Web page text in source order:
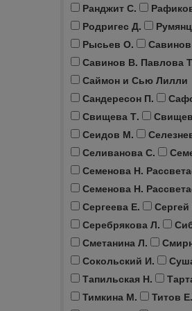
Ранджит С.
Родригес Д.
Рысьев О.
Савинов В. Павлова
Саймон и Сью Лилли
Сандересон П.
Свищева Т.
Сеидов М.
Селиванова С.
Семенова Н.
Семенова Н.
Сергеева Е.
Серебрякова Л.
Сметанина Л.
Сокольский И.
Тапильская Н.
Тимкина М.
Титов